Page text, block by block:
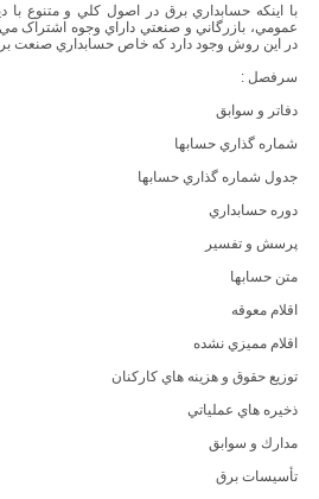
با اينکه حسابداري برق در اصول کلي و متنوع با
عمومي، بازرگاني و صنعتي داراي وجوه اشتراک
در اين روش وجود دارد که خاص حسابداري صنعت
سرفصل :
دفاتر و سوابق
شماره گذاري حسابها
جدول شماره گذاري حسابها
دوره حسابداري
پرسش و تفسير
متن حسابها
اقلام معوقه
اقلام مميزي نشده
توزيع حقوق و هزينه هاي كاركنان
ذخيره هاي عملياتي
مدارك و سوابق
تأسيسات برق